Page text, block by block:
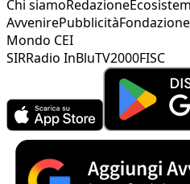
Chi siamoRedazione
AvvenirePubblicità
Mondo CEI
SIRRadio InBluTV2000FISC